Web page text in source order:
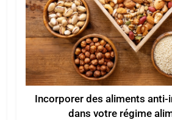
Incorporer des aliments
dans votre régime